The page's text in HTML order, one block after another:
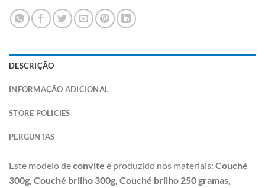
DESCRIÇÃO
INFORMAÇÃO ADICIONAL
STORE POLICIES
PERGUNTAS
Este modelo deconvite é produzido nos materiais: Couché
300g, Couché brilho 300g, Couché brilho 250 gramas,